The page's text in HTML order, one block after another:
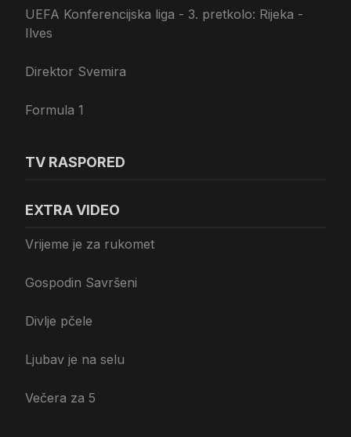
UEFA Konferencijska liga - 3. pretkolo: Rijeka -
Ilves
Direktor Svemira
Formula 1
TV RASPORED
EXTRA VIDEO
Vrijeme je za rukomet
Gospodin Savršeni
Divlje pčele
Ljubav je na selu
Večera za 5